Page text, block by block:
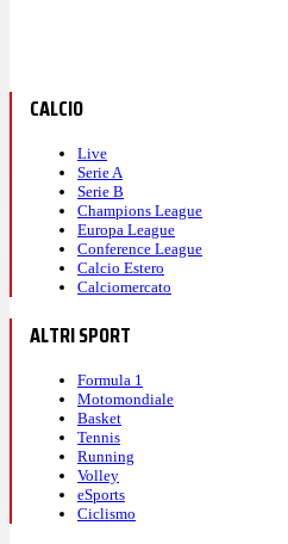
CALCIO
Live
Serie A
Serie B
Champions League
Europa League
Conference League
Calcio Estero
Calciomercato
ALTRI SPORT
Formula 1
Motomondiale
Basket
Tennis
Running
Volley
eSports
Ciclismo